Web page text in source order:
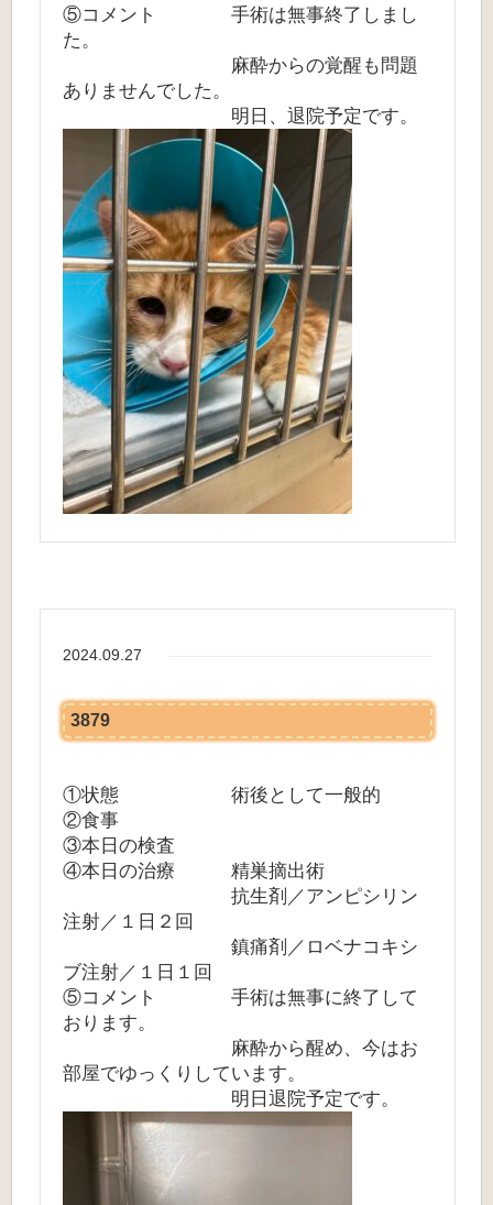
⑤コメント 手術は無事終了しまし
た。
麻酔からの覚醒も問題
ありませんでした。
明日、退院予定です。
2024.09.27
3879
①状態 術後として一般的
②食事
③本日の検査
④本日の治療 精巣摘出術
抗生剤／アンピシリン
注射／１日２回
鎮痛剤／ロベナコキシ
ブ注射／１日１回
⑤コメント 手術は無事に終了して
おります。
麻酔から醒め、今はお
部屋でゆっくりしています。
明日退院予定です。